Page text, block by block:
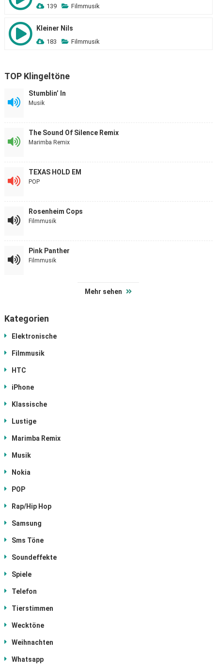
139 Filmmusik
Kleiner Nils
183 Filmmusik
TOP Klingeltöne
Stumblin’ In
Musik
The Sound Of Silence Remix
Marimba Remix
TEXAS HOLD EM
POP
Rosenheim Cops
Filmmusik
Pink Panther
Filmmusik
Mehr sehen
Kategorien
Elektronische
Filmmusik
HTC
iPhone
Klassische
Lustige
Marimba Remix
Musik
Nokia
POP
Rap/Hip Hop
Samsung
Sms Töne
Soundeffekte
Spiele
Telefon
Tierstimmen
Wecktöne
Weihnachten
Whatsapp